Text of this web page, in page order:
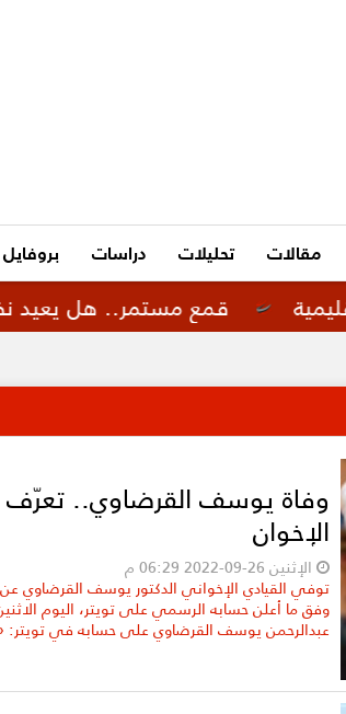
مقالات تحليلات دراسات بروفايل
قمع مستمر.. هل يعيد نظام الملالي
وفاة يوسف القرضاوي..
الإخوان
الإثنين 26-09-2022 06:29 م
وفق ما أعلن حسابه الرسمي على تويتر، اليوم
عبدالرحمن يوسف القرضاوي على حسابه في تويتر: